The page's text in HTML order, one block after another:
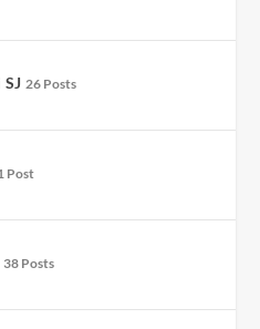
26 Posts
Post
38 Posts